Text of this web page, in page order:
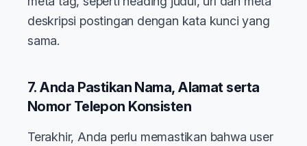
deskripsi postingan dengan kata kunci yang
sama.
7. Anda Pastikan Nama, Alamat serta
Nomor Telepon Konsisten
Terakhir, Anda perlu memastikan bahwa user